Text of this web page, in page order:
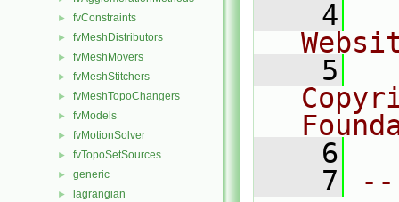
► fvConstraints
► fvMeshDistributors
► fvMeshMovers
► fvMeshStitchers
► fvMeshTopoChangers
► fvModels
► fvMotionSolver
► fvTopoSetSources
► generic
► lagrangian
    4
    5
    6
    7